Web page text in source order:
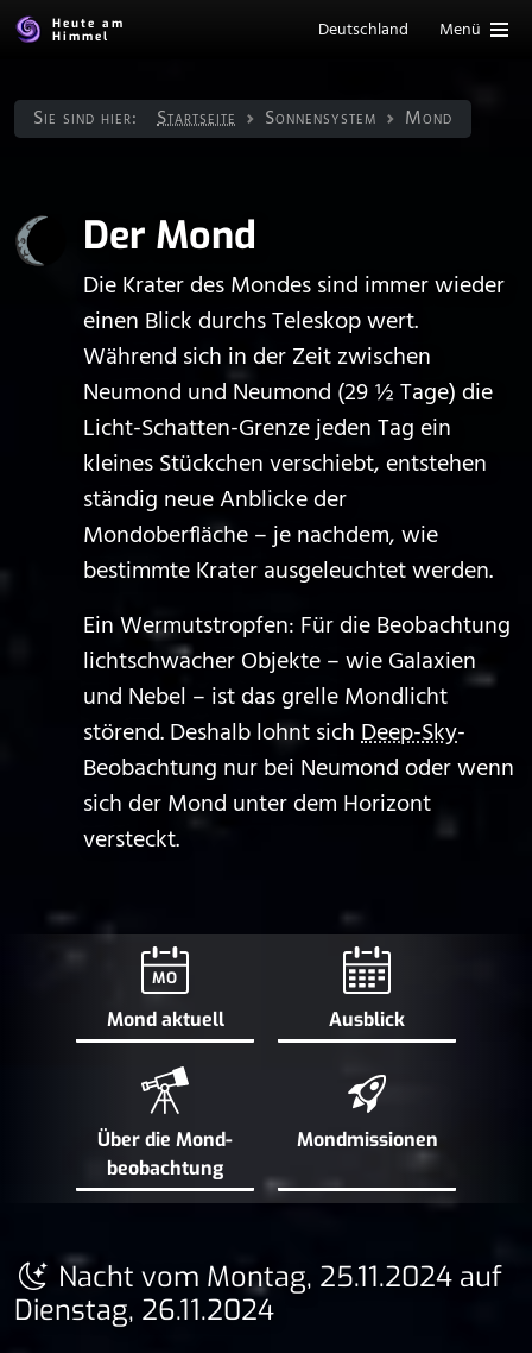
Heute am
Himmel
Deutschland Menü
Sie sind hier: Startseite Sonnen­system Mond
Der Mond
Die Krater des Mondes sind immer wieder
einen Blick durchs Teleskop wert.
Während sich in der Zeit zwischen
Neumond und Neumond (29 ½ Tage) die
Licht-Schatten-Grenze jeden Tag ein
kleines Stückchen verschiebt, entstehen
ständig neue Anblicke der
Mondoberfläche – je nachdem, wie
bestimmte Krater ausgeleuchtet werden.
Ein Wermutstropfen: Für die Beobachtung
lichtschwacher Objekte – wie Galaxien
und Nebel – ist das grelle Mondlicht
störend. Deshalb lohnt sichDeep-Sky-
Beobachtung nur bei Neumond oder wenn
sich der Mond unter dem Horizont
versteckt.
MO
Mond aktuell Ausblick
Über die Mond­
beobachtung
Mond­missionen
Nacht vom Montag, 25.11.2024 auf
Dienstag, 26.11.2024